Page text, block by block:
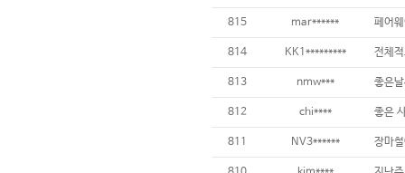
815 mar******
814 KK1********* 전체
813 nmw***
812 chi****
811 NV3******